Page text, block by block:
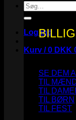
Søg
efter:
Log ind
Kurv /0 DKK
Ingen
SE DEM
TIL
TIL
TIL BØRN
TIL FEST